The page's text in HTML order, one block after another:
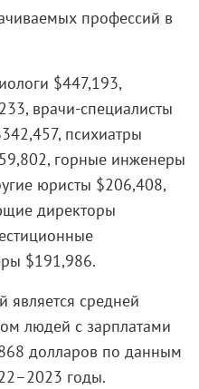
профессий в
$447,193,
врачи-специалисты
психиатры
горные инженеры
юристы $206,408,
директоры
$191,986.
средней
людей с зарплатами
долларов по данным
годы.